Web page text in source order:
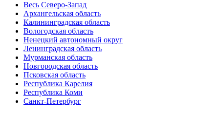
Весь Северо-Запад
Архангельская область
Калининградская область
Вологодская область
Ненецкий автономный округ
Ленинградская область
Мурманская область
Новгородская область
Псковская область
Республика Карелия
Республика Коми
Санкт-Петербург